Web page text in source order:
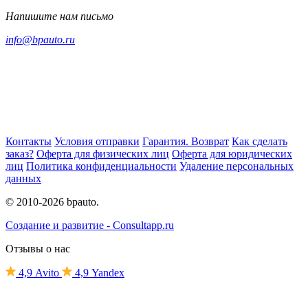
Напишите нам письмо
info@bpauto.ru
Контакты Условия отправки Гарантия. Возврат Как сделать
заказ? Оферта для физических лиц Оферта для юридических
лиц Политика конфиденциальности Удаление персональных
данных
© 2010-2026 bpauto.
Создание и развитие - Consultapp.ru
Отзывы о нас
4,9 Avito 4,9 Yandex